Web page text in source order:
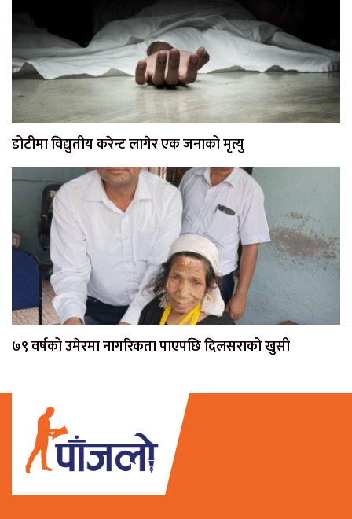
डोटीमा विद्युतीय करेन्ट लागेर एक जनाको मृत्यु
७९ वर्षको उमेरमा नागरिकता पाएपछि दिलसराको खुसी